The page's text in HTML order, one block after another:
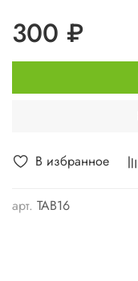
В избранное
арт. TAB16
300 ₽